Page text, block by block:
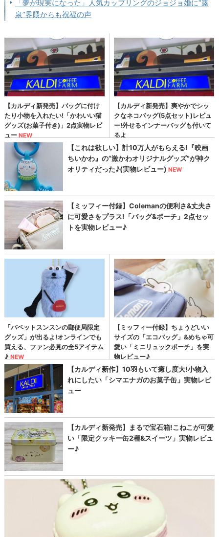
「夢が現実になった」人気カップリングのジョジョ婚に“露
泉”界隈からも祝福の声